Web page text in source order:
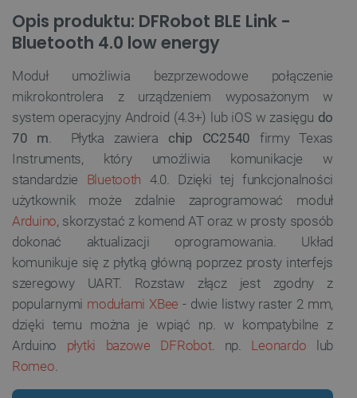
Opis produktu: DFRobot BLE Link -
Bluetooth 4.0 low energy
Moduł umożliwia bezprzewodowe połączenie
mikrokontrolera z urządzeniem wyposażonym w
system operacyjny Android (4.3+) lub iOS w zasięgu do
70 m. Płytka zawiera chip CC2540 firmy Texas
Instruments, który umożliwia komunikacje w
standardzie Bluetooth 4.0. Dzięki tej funkcjonalności
użytkownik może zdalnie zaprogramować moduł
Arduino, skorzystać z komend AT oraz w prosty sposób
dokonać aktualizacji oprogramowania. Układ
komunikuje się z płytką główną poprzez prosty interfejs
szeregowy UART. Rozstaw złącz jest zgodny z
popularnymi modułami XBee - dwie listwy raster 2 mm,
dzięki temu można je wpiąć np. w kompatybilne z
Arduino płytki bazowe DFRobot. np. Leonardo lub
Romeo.